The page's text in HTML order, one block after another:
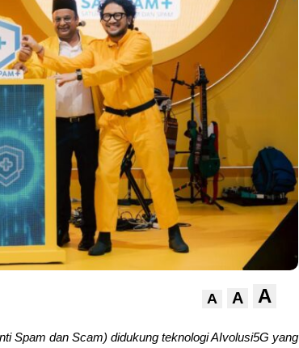
A A A
Spam dan Scam) didukung teknologi AIvolusi5G yang